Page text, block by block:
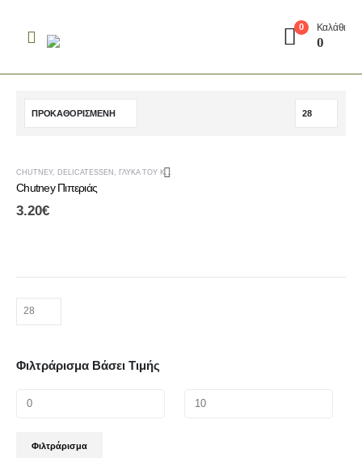
0 Καλάθι
0
CHUTNEY, DELICATESSEN , ΓΛΥΚΆ ΤΟΥ ΚΟΥΤΑΛΙΟΎ & CHUTNEY
Chutney Πιπεριάς
3.20€
Φιλτράρισμα Βάσει Τιμής
Φιλτράρισμα